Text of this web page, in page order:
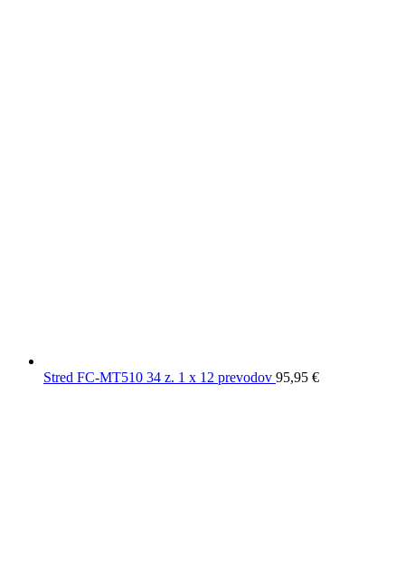
Stred FC-MT510 34 z. 1 x 12 prevodov 95,95 €